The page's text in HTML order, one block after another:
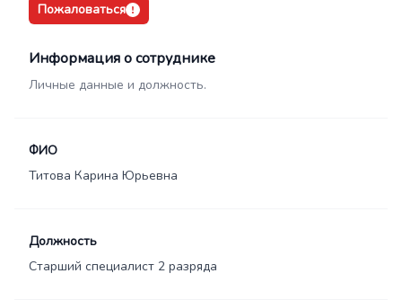
Пожаловаться
Информация о сотруднике
Личные данные и должность.
ФИО
Титова Карина Юрьевна
Должность
Старший специалист 2 разряда